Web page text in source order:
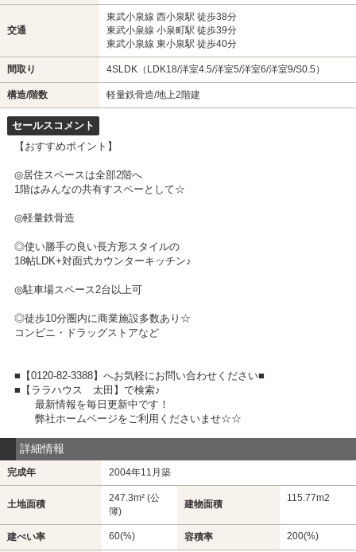
交通
東武小泉線 西小泉駅 徒歩38分
東武小泉線 小泉町駅 徒歩39分
東武小泉線 東小泉駅 徒歩40分
間取り 4SLDK（LDK18/洋室4.5/洋室5/洋室6/洋室9/S0.5）
構造/階数 軽量鉄骨造/地上2階建
セールスコメント
【おすすめポイント】
◎居住スペースは全部2階へ
1階はみんなの共有すスペーとして☆
◎軽量鉄骨造
◎使い勝手の良い長方形スタイルの
18帖LDK+対面式カウンターキッチン♪
◎駐車場スペース2台以上可
◎徒歩10分圏内に商業施設多数あり☆
コンビニ・ドラッグストアなど
■【0120-82-3388】へお気軽にお問い合わせください■
■【ララハウス 太田】で検索♪
最新情報を毎日更新中です！
弊社ホームページをご利用くださいませ☆☆
詳細情報
完成年 2004年11月築
土地面積
247.3m² (公
簿)
建物面積
115.77m2
建ぺい率 60(%) 容積率 200(%)